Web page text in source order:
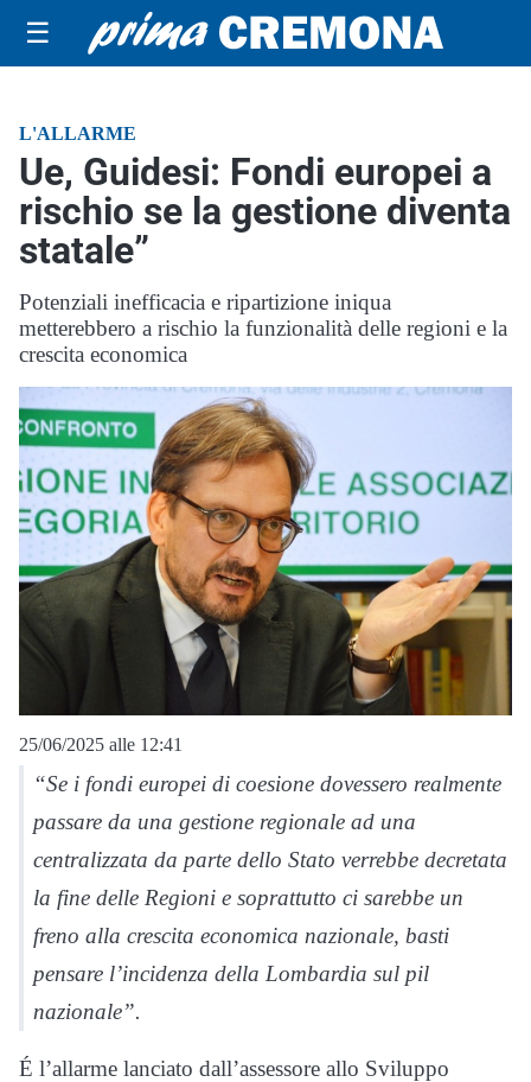
☰
L'ALLARME
Ue, Guidesi: Fondi europei a
rischio se la gestione diventa
statale”
Potenziali inefficacia e ripartizione iniqua
metterebbero a rischio la funzionalità delle regioni e la
crescita economica
25/06/2025 alle 12:41
“Se i fondi europei di coesione dovessero realmente
passare da una gestione regionale ad una
centralizzata da parte dello Stato verrebbe decretata
la fine delle Regioni e soprattutto ci sarebbe un
freno alla crescita economica nazionale, basti
pensare l’incidenza della Lombardia sul pil
nazionale”.
É l’allarme lanciato dall’assessore allo Sviluppo